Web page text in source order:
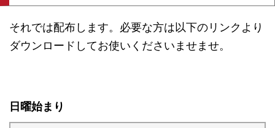
それでは配布します。必要な方は以下のリンクより
ダウンロードしてお使いくださいませませ。
日曜始まり